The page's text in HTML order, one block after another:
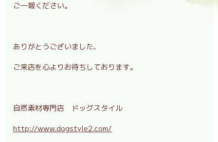
ご一報ください。
ありがとうございました、
ご来店を心よりお待ちしております。
自然素材専門店 ドッグスタイル
http://www.dogstyle2.com/